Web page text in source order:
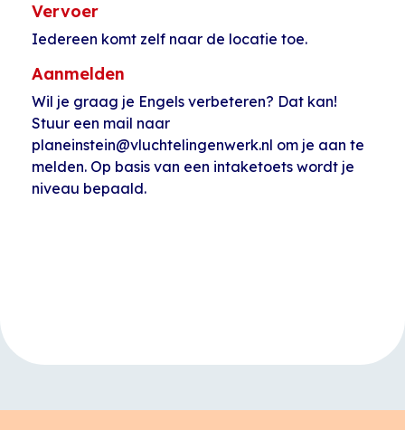
Vervoer
Iedereen komt zelf naar de locatie toe.
Aanmelden
Wil je graag je Engels verbeteren? Dat kan!
Stuur een mail naar
planeinstein@vluchtelingenwerk.nl om je aan te
melden. Op basis van een intaketoets wordt je
niveau bepaald.